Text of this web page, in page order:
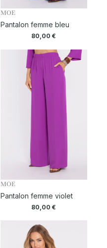
MOE
Pantalon femme bleu
80,00€
MOE
Pantalon femme violet
80,00€